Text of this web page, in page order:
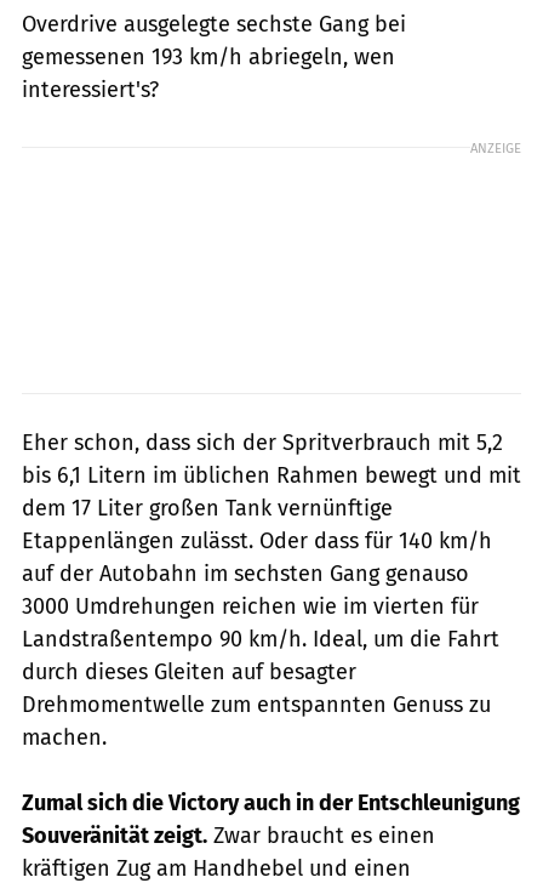
Overdrive ausgelegte sechste Gang bei
gemessenen 193 km/h abriegeln, wen
interessiert's?
ANZEIGE
Eher schon, dass sich der Spritverbrauch mit 5,2
bis 6,1 Litern im üblichen Rahmen bewegt und mit
dem 17 Liter großen Tank vernünftige
Etappenlängen zulässt. Oder dass für 140 km/h
auf der Autobahn im sechsten Gang genauso
3000 Umdrehungen reichen wie im vierten für
Landstraßentempo 90 km/h. Ideal, um die Fahrt
durch dieses Gleiten auf besagter
Drehmomentwelle zum entspannten Genuss zu
machen.
Zumal sich die Victory auch in der Entschleunigung
Souveränität zeigt. Zwar braucht es einen
kräftigen Zug am Handhebel und einen